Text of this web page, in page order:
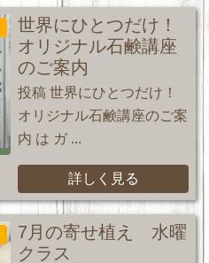
世界にひとつだけ！
オリジナル石鹸講座
のご案内
投稿 世界にひとつだけ！
オリジナル石鹸講座のご案
内 は ガ ...
詳しく見る
7月の寄せ植え 水曜
クラス